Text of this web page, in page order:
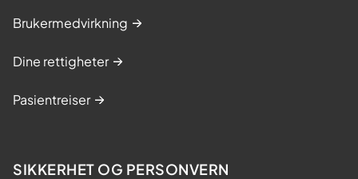
Brukermedvirkning
Dine rettigheter
Pasientreiser
SIKKERHET OG PERSONVERN